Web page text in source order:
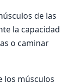
de las
la capacidad
o caminar
los músculos